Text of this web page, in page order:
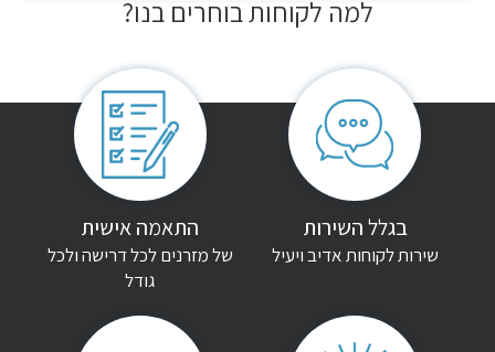
אין עדיין חוות דעת.
היה הראשון לכתוב סקירה “ארון פתיחה מיני”
האימייל לא יוצג באתר.
שדות החובה מסומנים
למה לקוחות בוחרים בנו?
בגלל השירות
שירות לקוחות אדיב ויעיל
התאמה אישית
של מזרנים לכל דרישה ולכל
גודל